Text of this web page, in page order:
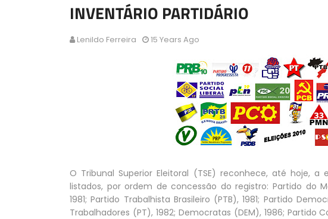
INVENTÁRIO PARTIDÁRIO
Lenildo Ferreira 15 Years Ago
O Tribunal Superior Eleitoral (TSE) reconhece, até hoje, a
listados, por ordem de concessão do registro: Partido do
1981; Partido Trabalhista Brasileiro (PTB), 1981; Partido
Trabalhadores (PT), 1982; Democratas (DEM), 1986; Partido